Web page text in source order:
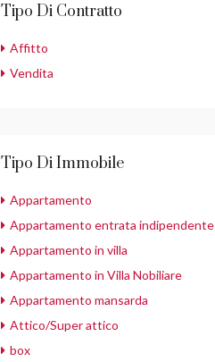
Tipo Di Contratto
Affitto
Vendita
Tipo Di Immobile
Appartamento
Appartamento entrata indipendente
Appartamento in villa
Appartamento in Villa Nobiliare
Appartamento mansarda
Attico/Super attico
box